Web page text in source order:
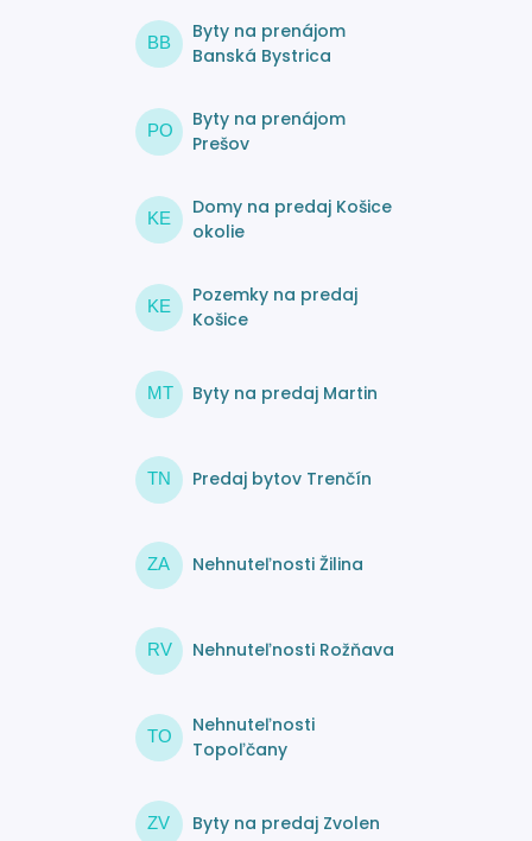
BB
Byty na prenájom
Banská Bystrica
PO
Byty na prenájom
Prešov
KE
Domy na predaj Košice
okolie
KE
Pozemky na predaj
Košice
MT Byty na predaj Martin
TN Predaj bytov Trenčín
ZA Nehnuteľnosti Žilina
RV Nehnuteľnosti Rožňava
TO
Nehnuteľnosti
Topoľčany
ZV Byty na predaj Zvolen